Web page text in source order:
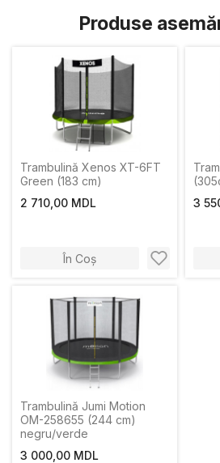
Produse
Trambulină Xenos XT-6FT
Green (183 cm)
2 710,00 MDL
În Coș
3
Trambulină Jumi Motion
OM-258655 (244 cm)
negru/verde
3 000,00 MDL